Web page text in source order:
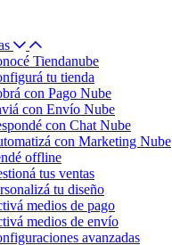
Tiendanube
tu tienda
con Pago Nube
con Envío Nube
con Chat Nube
con Marketing Nube
offline
tus ventas
tu diseño
medios de pago
medios de envío
avanzadas